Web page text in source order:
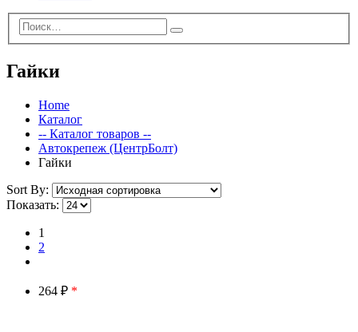
Гайки
Home
Каталог
-- Каталог товаров --
Автокрепеж (ЦентрБолт)
Гайки
Sort By:
Показать:
1
2
264 ₽ *